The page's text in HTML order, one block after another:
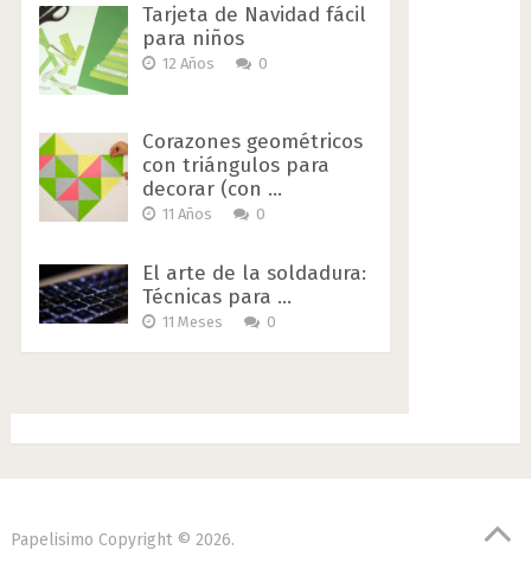
Tarjeta de Navidad fácil
para niños
12 Años 0
Corazones geométricos
con triángulos para
decorar (con …
11 Años 0
El arte de la soldadura:
Técnicas para …
11 Meses 0
Papelisimo Copyright © 2026.